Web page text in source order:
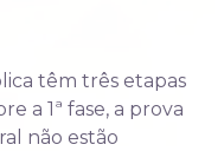
têm três etapas
a 1ª fase, a prova
não estão